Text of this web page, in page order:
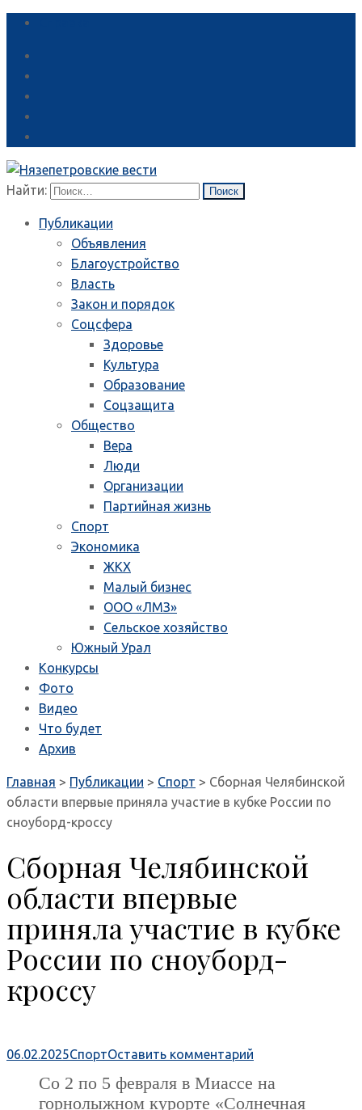
Найти:
Публикации
Объявления
Благоустройство
Власть
Закон и порядок
Соцсфера
Здоровье
Культура
Образование
Соцзащита
Общество
Вера
Люди
Организации
Партийная жизнь
Спорт
Экономика
ЖКХ
Малый бизнес
ООО «ЛМЗ»
Сельское хозяйство
Южный Урал
Конкурсы
Фото
Видео
Что будет
Архив
Главная > Публикации > Спорт > Сборная Челябинской
области впервые приняла участие в кубке России по
сноуборд-кроссу
Сборная Челябинской
области впервые
приняла участие в кубке
России по сноуборд-
кроссу
06.02.2025СпортОставить комментарий
Со 2 по 5 февраля в Миассе на
горнолыжном курорте «Солнечная